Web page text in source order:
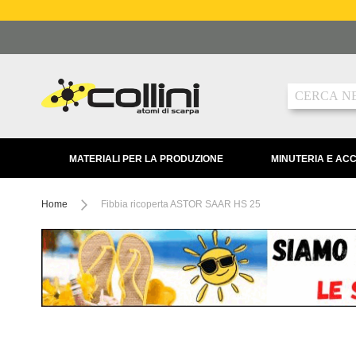
al
Ricerca
MATERIALI PER LA PRODUZIONE MINUTERIA E
Home Fibbia ricoperta ASTOR SAAR HS 25